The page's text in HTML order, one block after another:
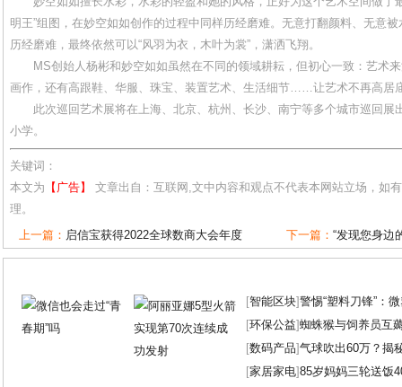
明王”组图，在妙空如如创作的过程中同样历经磨难。无意打翻颜料、无意
历经磨难，最终依然可以“风羽为衣，木叶为裳”，潇洒飞翔。
MS创始人杨彬和妙空如如虽然在不同的领域耕耘，但初心一致：艺术
画作，还有高跟鞋、华服、珠宝、装置艺术、生活细节……让艺术不再高居
此次巡回艺术展将在上海、北京、杭州、长沙、南宁等多个城市巡回展
小学。
关键词：
本文为 【广告】
文章出自：互联网,文中内容和观点不代表本网站立场，如
理。
上一篇： 启信宝获得2022全球数商大会年度 下一篇： “发现您身边
[智能区块]警惕“塑料刀锋”：
[环保公益]蜘蛛猴与饲养员互
[数码产品]气球吹出60万？揭
[家居家电]85岁妈妈三轮送饭